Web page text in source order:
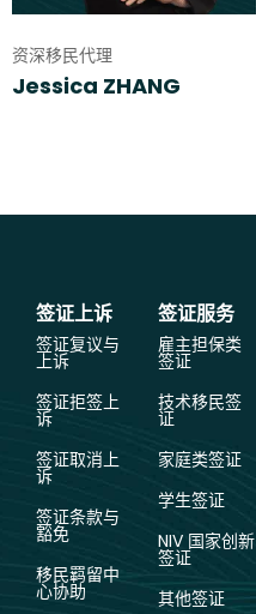
资深移民代理
Jessica ZHANG
签证上诉
签证复议与
上诉
签证拒签上
诉
签证取消上
诉
签证条款与
豁免
移民羁留中
心协助
签证服务
雇主担保类
签证
技术移民签
证
家庭类签证
学生签证
NIV 国家创新
签证
其他签证